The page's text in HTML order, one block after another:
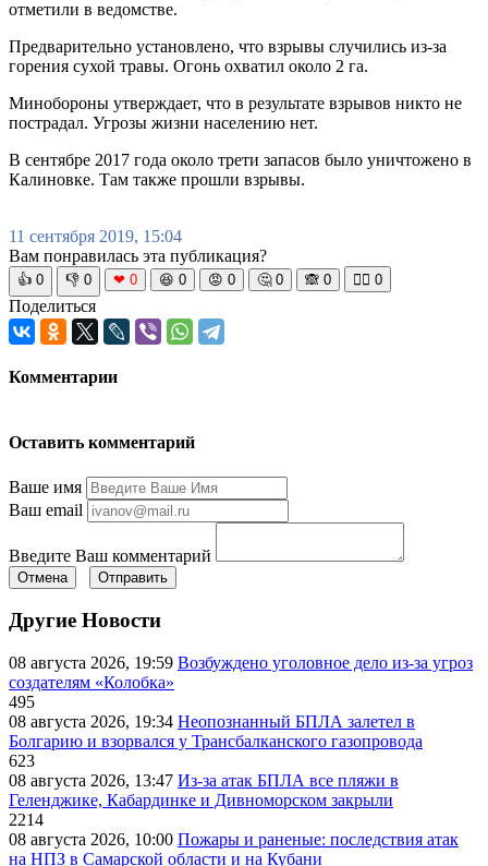
отметили в ведомстве.
Предварительно установлено, что взрывы случились из-за
горения сухой травы. Огонь охватил около 2 га.
Минобороны утверждает, что в результате взрывов никто не
пострадал. Угрозы жизни населению нет.
В сентябре 2017 года около трети запасов было уничтожено в
Калиновке. Там также прошли взрывы.
11 сентября 2019, 15:04
Вам понравилась эта публикация?
👍 0 👎 0 ❤ 0 😆 0 😡 0 🤔 0 🙈 0 🧘‍♀️ 0
Поделиться
Комментарии
Оставить комментарий
Ваше имя
Ваш email
Введите Ваш комментарий
Отмена Отправить
Другие Новости
08 августа 2026, 19:59 Возбуждено уголовное дело из-за угроз
создателям «Колобка»
495
08 августа 2026, 19:34 Неопознанный БПЛА залетел в
Болгарию и взорвался у Трансбалканского газопровода
623
08 августа 2026, 13:47 Из-за атак БПЛА все пляжи в
Геленджике, Кабардинке и Дивноморском закрыли
2214
08 августа 2026, 10:00 Пожары и раненые: последствия атак
на НПЗ в Самарской области и на Кубани